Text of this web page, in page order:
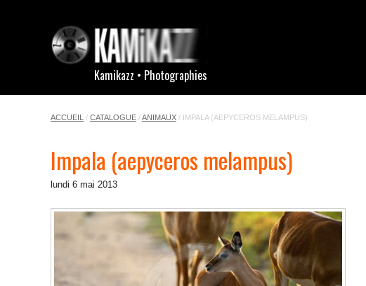
Kamikazz • Photographies
ACCUEIL / CATALOGUE /ANIMAUX / IMPALA (AEPYCEROS MELAMPUS)
Impala (aepyceros melampus)
lundi 6 mai 2013